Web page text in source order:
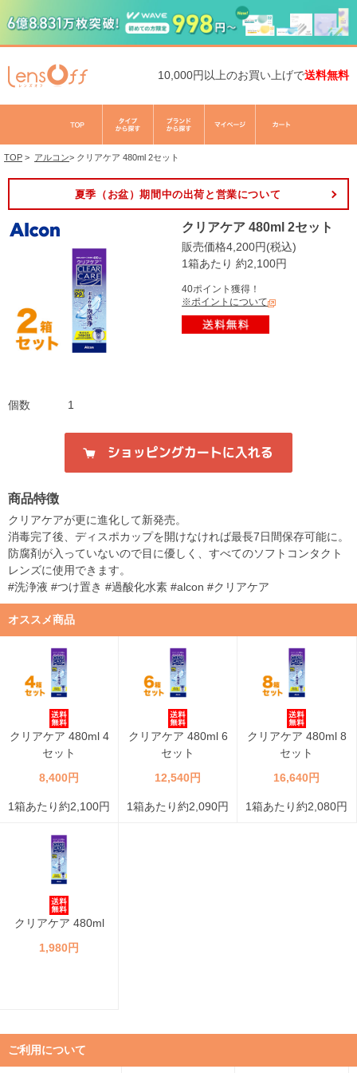
10,000円以上のお買い上げで送料無料
TOP > アルコン> クリアケア 480ml 2セット
夏季（お盆）期間中の出荷と営業について
クリアケア 480ml 2セット
販売価格4,200円(税込)
1箱あたり 約2,100円
40ポイント獲得！
※ポイントについて
個数 1
商品特徴
クリアケアが更に進化して新発売。
消毒完了後、ディスポカップを開けなければ最長7日間保存可能に。
防腐剤が入っていないので目に優しく、すべてのソフトコンタクト
レンズに使用できます。
#洗浄液 #つけ置き #過酸化水素 #alcon #クリアケア
オススメ商品
クリアケア 480ml 4
セット
8,400円
1箱あたり約2,100円
クリアケア 480ml 6
セット
12,540円
1箱あたり約2,090円
クリアケア 480ml 8
セット
16,640円
1箱あたり約2,080円
クリアケア 480ml
1,980円
ご利用について